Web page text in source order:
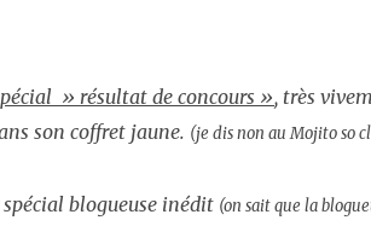
» résultat de concours », très
son coffret jaune. (je dis non au Mojito so
blogueuse inédit (on sait que la